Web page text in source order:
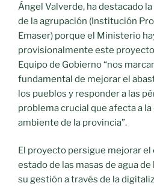
Ángel Valverde, ha destacado
de la agrupación (Institución
Emaser) porque el Ministerio
provisionalmente este
Equipo de Gobierno “nos
fundamental de mejorar el
los pueblos y responder a las
problema crucial que afecta a
ambiente de la provincia”.
El proyecto persigue mejorar
estado de las masas de agua
su gestión a través de la